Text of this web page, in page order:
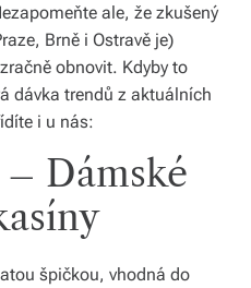
ale, že zkušený
Brně i Ostravě je)
obnovit. Kdyby to
dávka trendů z aktuálních
i u nás:
Dámské
špičkou, vhodná do